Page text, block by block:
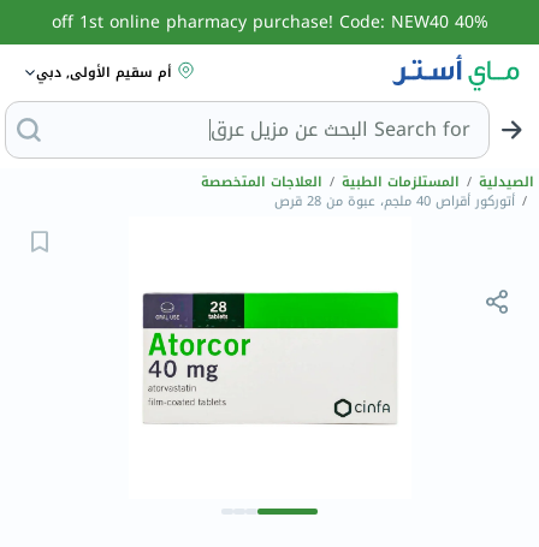
40% off 1st online pharmacy purchase! Code: NEW40
أم سقيم الأولى, دبي
Search for ال
الصيدلية / المستلزمات الطبية / العلاجات المتخصصة
/ أتوركور أقراص 40 ملجم، عبوة من 28 قرص